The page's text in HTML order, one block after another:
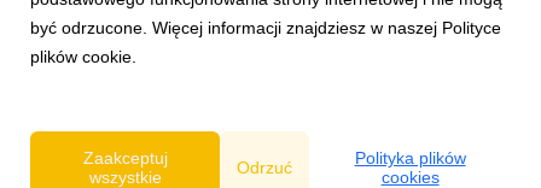
Rok szkolny powoli dobiega końca, to było bardzo intensywne
pół roku w polskich kinach. W kinach wciąż możecie oglądać
„Drzewo magii” i „Ojczyznę”.A my pracujemy nad repertuarem
być odrzucone. Więcej informacji znajdziesz w naszej Polityce
plików cookie.
Zaakceptuj
wszystkie
Odrzuć
Polityka plików
cookies